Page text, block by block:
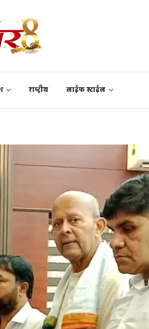
राष्ट्रीय लाईफ स्टाईल